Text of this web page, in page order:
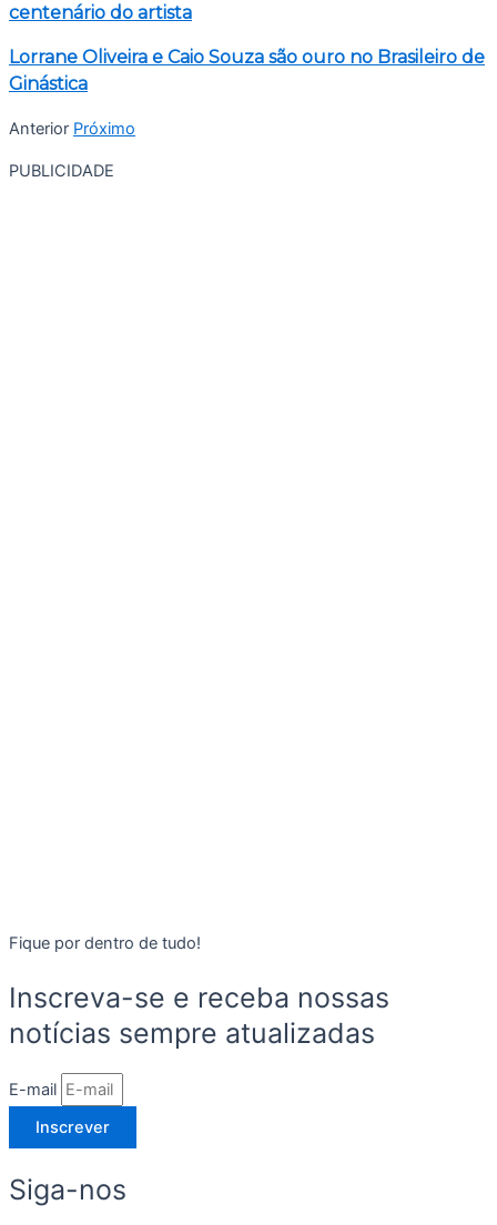
centenário do artista
Lorrane Oliveira e Caio Souza são ouro no Brasileiro de
Ginástica
Anterior Próximo
PUBLICIDADE
Fique por dentro de tudo!
Inscreva-se e receba nossas
notícias sempre atualizadas
E-mail
Inscrever
Siga-nos